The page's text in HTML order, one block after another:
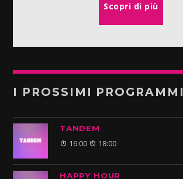
Scopri di più
I PROSSIMI PROGRAMMI
TANDEM
16:00 18:00
HAPPY HOUR